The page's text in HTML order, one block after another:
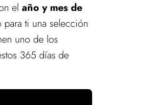
el año y mes de
ti una selección
uno de los
365 días de